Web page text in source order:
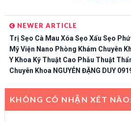
NEWER ARTICLE
Trị Sẹo Cà Mau Xóa Sẹo Xấu Sẹo
Mỹ Viện Nano Phòng Khám Chuyên
Y Khoa Kỹ Thuật Cao Phẫu Thuật
Chuyên Khoa NGUYỄN ĐẶNG DUY
KHÔNG CÓ NHẬN XÉT